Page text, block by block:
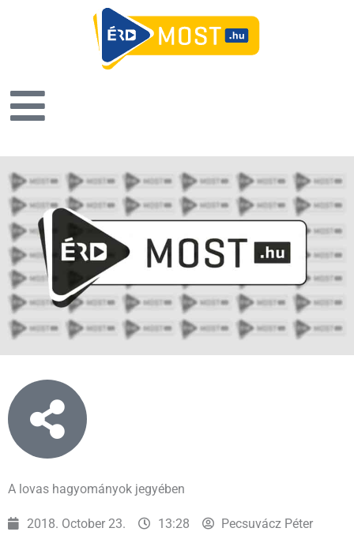
A lovas hagyományok jegyében
2018. October 23. 13:28 Pecsuvácz Péter